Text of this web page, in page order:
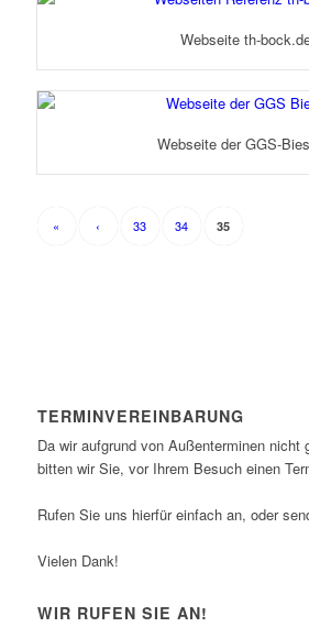
Webseite th-
Webseite der GGS-
« ‹ 33 34 35
TERMINVEREINBARUNG
Da wir aufgrund von Außenterminen nicht
bitten wir Sie, vor Ihrem Besuch einen
Rufen Sie uns hierfür einfach an, oder
Vielen Dank!
WIR RUFEN SIE AN!